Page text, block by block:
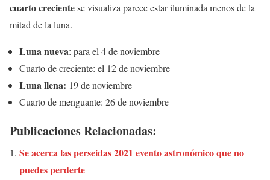
cuarto crecientese visualiza parece estar iluminada menos de la
mitad de la luna.
Luna nueva: para el 4 de noviembre
Cuarto de creciente: el 12 de noviembre
Luna llena: 19 de noviembre
Cuarto de menguante: 26 de noviembre
Publicaciones Relacionadas:
Se acerca las perseidas 2021 evento astronómico que no
puedes perderte